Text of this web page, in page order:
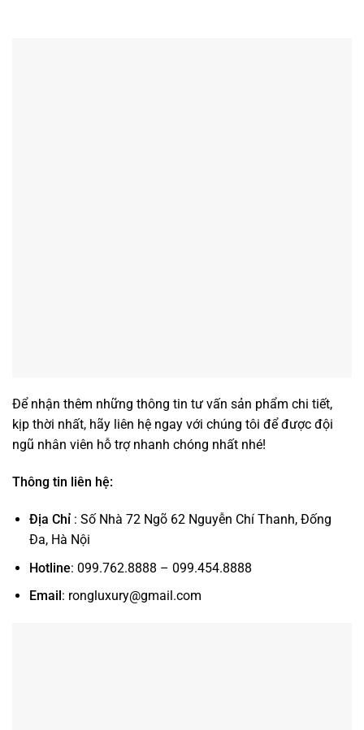
Để nhận thêm những thông tin tư vấn sản phẩm chi tiết,
kịp thời nhất, hãy liên hệ ngay với chúng tôi để được đội
ngũ nhân viên hỗ trợ nhanh chóng nhất nhé!
Thông tin liên hệ:
Địa Chỉ: Số Nhà 72 Ngõ 62 Nguyễn Chí Thanh, Đống
Đa, Hà Nội
Hotline: 099.762.8888 – 099.454.8888
Email: rongluxury@gmail.com